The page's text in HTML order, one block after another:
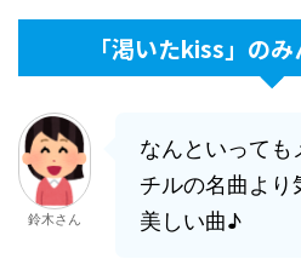
「渇いたkiss」の
鈴木さん
なんといっても
チルの名曲より
美しい曲♪